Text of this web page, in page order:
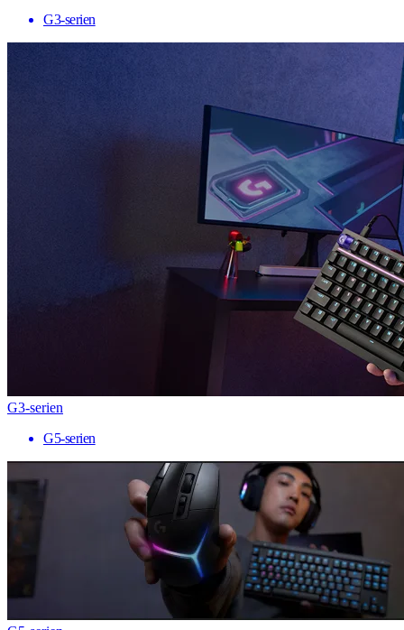
G3-serien
G3-serien
G5-serien